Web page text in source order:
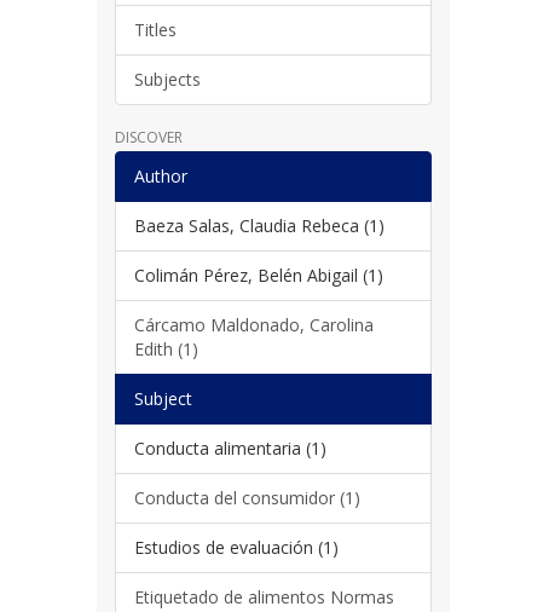
Titles
Subjects
DISCOVER
Author
Baeza Salas, Claudia Rebeca (1)
Colimán Pérez, Belén Abigail (1)
Cárcamo Maldonado, Carolina
Edith (1)
Subject
Conducta alimentaria (1)
Conducta del consumidor (1)
Estudios de evaluación (1)
Etiquetado de alimentos Normas